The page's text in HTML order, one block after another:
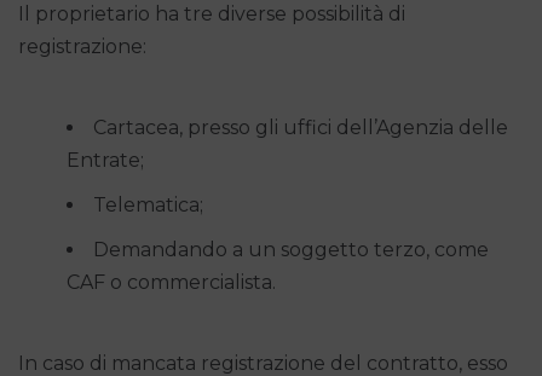
Il proprietario ha tre diverse possibilità di
registrazione:
Cartacea, presso gli uffici dell’Agenzia delle
Entrate;
Telematica;
Demandando a un soggetto terzo, come
CAF o commercialista.
In caso di mancata registrazione del contratto, esso